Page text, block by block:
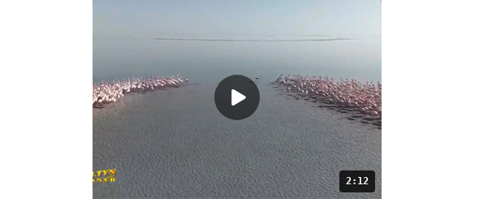
2:12